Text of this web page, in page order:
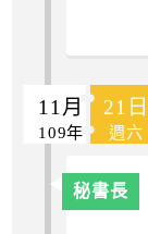
11月 21日
109年 週六